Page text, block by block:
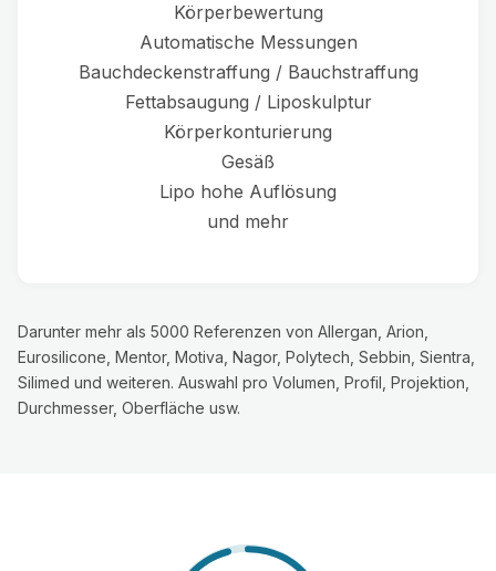
Körperbewertung
Automatische Messungen
Bauchdeckenstraffung / Bauchstraffung
Fettabsaugung / Liposkulptur
Körperkonturierung
Gesäß
Lipo hohe Auflösung
und mehr
Darunter mehr als 5000 Referenzen von Allergan, Arion,
Eurosilicone, Mentor, Motiva, Nagor, Polytech, Sebbin, Sientra,
Silimed und weiteren. Auswahl pro Volumen, Profil, Projektion,
Durchmesser, Oberfläche usw.